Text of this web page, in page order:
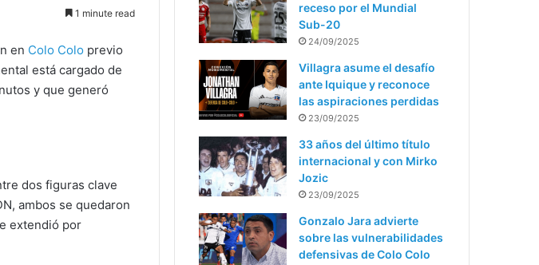
1 minute read
en Colo Colo previo
está cargado de
y que generó
dos figuras clave
ambos se quedaron
extendió por
receso por el Mundial
Sub-20
24/09/2025
Villagra asume el desafío
ante Iquique y reconoce
las aspiraciones perdidas
23/09/2025
33 años del último título
internacional y con Mirko
Jozic
23/09/2025
Gonzalo Jara advierte
sobre las vulnerabilidades
defensivas de Colo Colo